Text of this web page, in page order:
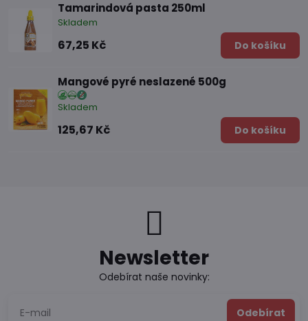
Tamarindová pasta 250ml
Skladem
67,25 Kč Do košíku
Mangové pyré neslazené 500g
Skladem
125,67 Kč Do košíku
Newsletter
Odebírat naše novinky:
Odebírat